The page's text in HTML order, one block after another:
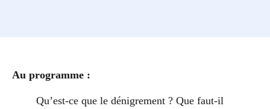
Au programme :
Qu’est-ce que le dénigrement ? Que faut-il